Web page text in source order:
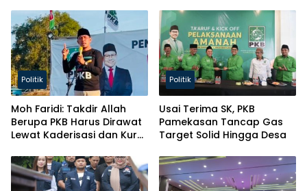
Politik
Moh Faridi: Takdir Allah
Berupa PKB Harus Dirawat
Lewat Kaderisasi dan Kursi
Politik
Usai Terima SK, PKB
Pamekasan Tancap Gas
Target Solid Hingga Desa